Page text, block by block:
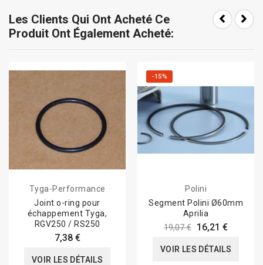
Les Clients Qui Ont Acheté Ce
Produit Ont Également Acheté:
Tyga-Performance
Joint o-ring pour
échappement Tyga,
RGV250 / RS250
7,38 €
VOIR LES DÉTAILS
-15%
Polini
Segment Polini Ø60mm
Aprilia
19,07 € 16,21 €
VOIR LES DÉTAILS